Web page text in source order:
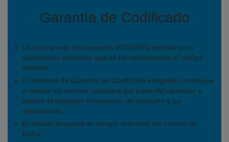
Garantía de Codificado
La vista previa de impresión WYSIWYG permite a los
operadores confirmar que se ha seleccionado el código
correcto
El software de Garantía de Codificado integrado contribuye
a reducir los errores causados por parte del operador y
reduce el malgasto innecesario de producto y las
repeticiones
El sellado temporal en tiempo real evita los errores de
fecha